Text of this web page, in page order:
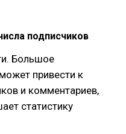
подписчиков
Большое
привести к
и комментариев,
статистику